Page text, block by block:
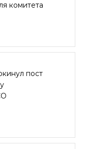
комитета
пост